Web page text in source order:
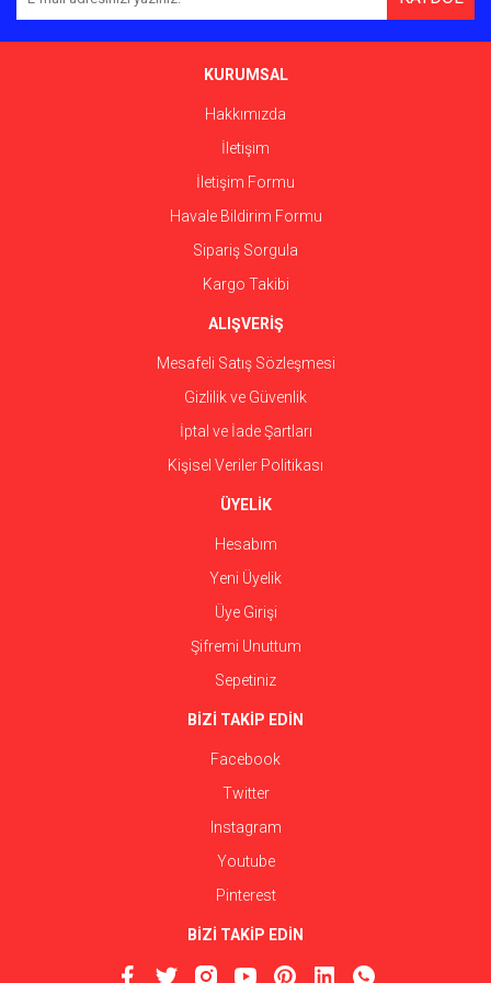
Ürün açıklamasında eksik bilgiler bulunuyor.
Ürün fiyatı diğer sitelerden daha pahalı.
Gönder
KURUMSAL
Hakkımızda
İletişim
İletişim Formu
Havale Bildirim Formu
Sipariş Sorgula
Kargo Takibi
ALIŞVERİŞ
Mesafeli Satış Sözleşmesi
Gizlilik ve Güvenlik
İptal ve İade Şartları
Kişisel Veriler Politikası
ÜYELİK
Hesabım
Yeni Üyelik
Üye Girişi
Şifremi Unuttum
Sepetiniz
BİZİ TAKİP EDİN
Facebook
Twitter
Instagram
Youtube
Pinterest
BİZİ TAKİP EDİN